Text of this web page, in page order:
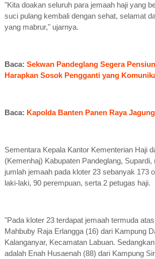
"Kita doakan seluruh para jemaah haji yang
suci pulang kembali dengan sehat, selamat
yang mabrur," ujarnya.
Baca: Sekwan Pandeglang Segera
Harapkan Sosok Pengganti yang
Baca: Kapolda Banten Panen Raya
Sementara Kepala Kantor Kementerian Haji
(Kemenhaj) Kabupaten Pandeglang,
jumlah jemaah pada kloter 23 sebanyak 173
laki-laki, 90 perempuan, serta 2 petugas haji.
"Pada kloter 23 terdapat jemaah termuda
Mahbuby Raja Erlangga (16) dari Kampung
Kalanganyar, Kecamatan Labuan.
adalah Enah Husaenah (88) dari Kampung